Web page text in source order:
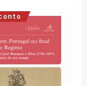
€.
O
preço
atual
é:
16,20 €.